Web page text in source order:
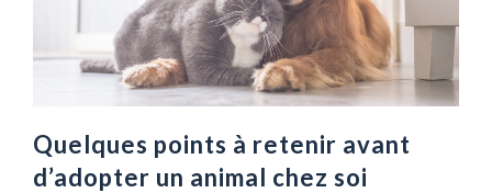
Quelques points à retenir avant
d’adopter un animal chez soi